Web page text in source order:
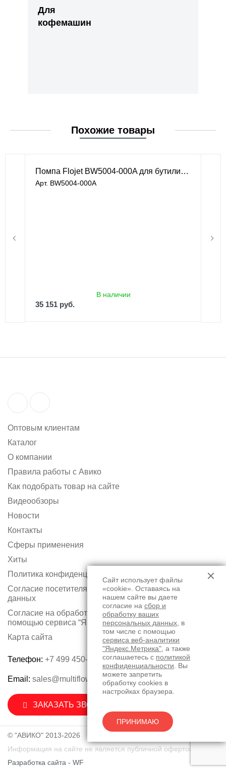
Для
кофемашин
Похожие товары
Помпа Flojet BW5004-000A для бутилированной воды
Арт. BW5004-000A
В наличии
35 151 руб.
Оптовым клиентам
Каталог
О компании
Правила работы с Авико
Как подобрать товар на сайте
Видеообзоры
Новости
Контакты
Сферы применения
Хиты
Политика конфиденциальности
Согласие посетителя сайта на обработку персональных
данных
Согласие на обработку персональных данных с
помощью сервиса “Яндекс.Метрика”
Карта сайта
Телефон: +7 499 450-75-50
Email: sales@multiflow.ru
ЗАКАЗАТЬ ЗВОНОК
© "АВИКО" 2013-2026
Информация на сайте не является публичной офертой.
Разработка сайта - WF
Сайт использует файлы
«cookie». Оставаясь на
нашем сайте вы даете
согласие на сбор и
обработку ваших
персональных данных , в
том числе с помощью
сервиса веб-аналитики
"Яндекс.Метрика" , а также
соглашаетесь с политикой
конфиденциальности . Вы
можете запретить
обработку cookies в
настройках браузера.
ПРИНИМАЮ